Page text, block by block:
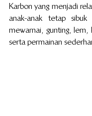
Karbon yang menjadi
anak-anak tetap
mewarnai, gunting, lem,
serta permainan